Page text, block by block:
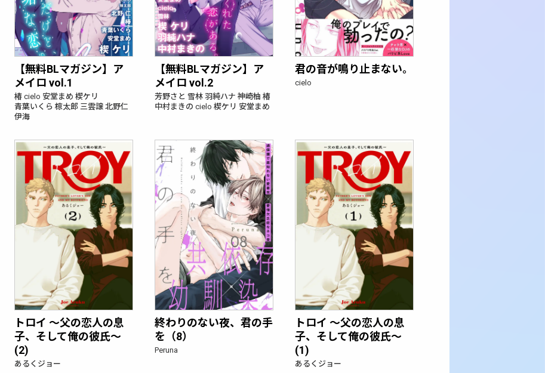
【無料BLマガジン】ア
メイロ vol.1
椿 cielo 安堂まめ 楔ケリ
青葉いくら 椋太郎 三雲譲 北野仁
伊海
【無料BLマガジン】ア
メイロ vol.2
芳野さと 雪林 羽純ハナ 神崎柚 椿
中村まきの cielo 楔ケリ 安堂まめ
君の音が鳴り止まない。
cielo
トロイ ～父の恋人の息
子、そして俺の彼氏～
(2)
あるくジョー
終わりのない夜、君の手
を（8）
Peruna
トロイ ～父の恋人の息
子、そして俺の彼氏～
(1)
あるくジョー